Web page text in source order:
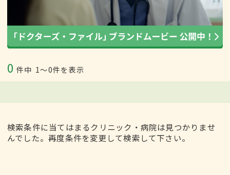
0 件中 1〜0件を表示
検索条件に当てはまるクリニック・病院は見つかりませ
んでした。再度条件を変更して検索して下さい。